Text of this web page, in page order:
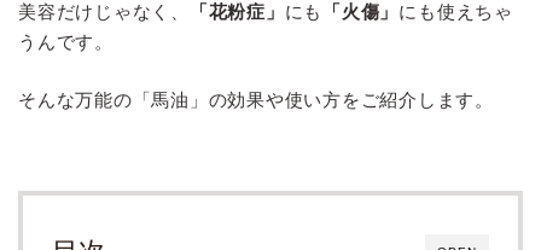
美容だけじゃなく、 「花粉症」 にも 「火傷」 にも使えちゃ
うんです。
そんな万能の「馬油」の効果や使い方をご紹介します。